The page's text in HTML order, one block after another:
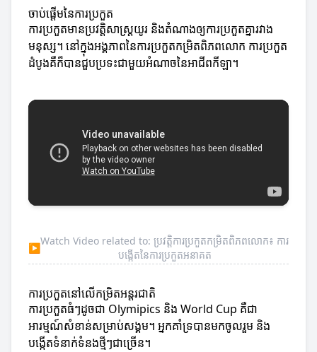
ចាប់ផ្តើមនៃការប្រកួត
ការប្រកួតមានប្រវត្តិសាស្ត្រយូរ និងតំណាងឲ្យការប្រកួតគ្នារវាង
មនុស្ស។ នៅក្នុងអង្គភាពនៃការប្រកួតកម្រិតពិភពលោក ការប្រកួត
ដំបូងគឺក៏បានជួបប្រទះជាមួយអំណាចនៃអាជីពកីឡា។
▶
Watch Video related to: ប្រវត្តិការប្រកួតកម្រិតពិភពលោក៖ ការ
បង្កើតនៃការប្រកួតអនាគត
ការប្រកួតនៅលើកម្រិតអន្តរជាតិ
ការប្រកួតធំៗដូចជា Olymipics និង World Cup គឺជា
អារម្មណ៍សំខាន់សម្រាប់សង្គម។ អ្នកគាំទ្របានមកចូលរួម និង
បង្កើតទំនាក់ទំនងថ្មីៗជាច្រើន។